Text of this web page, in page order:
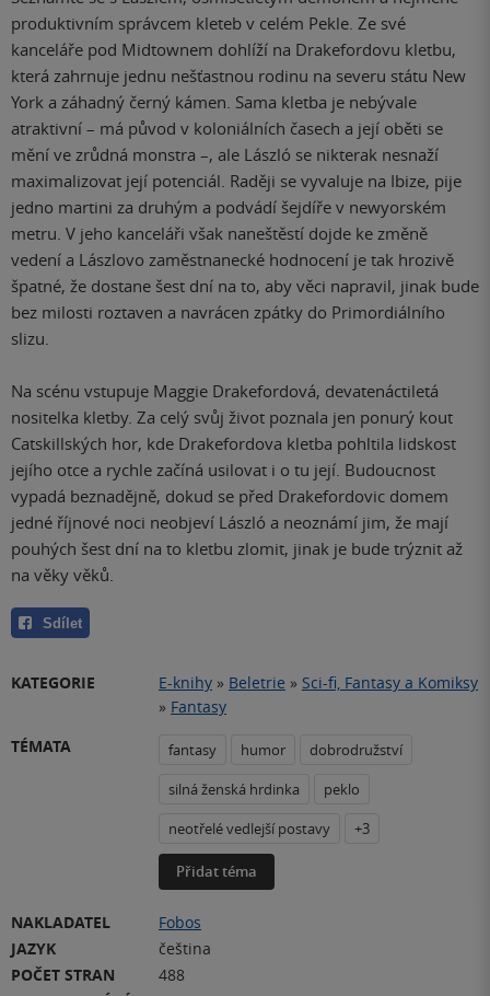
produktivním správcem kleteb v celém Pekle. Ze své
kanceláře pod Midtownem dohlíží na Drakefordovu kletbu,
která zahrnuje jednu nešťastnou rodinu na severu státu New
York a záhadný černý kámen. Sama kletba je nebývale
atraktivní – má původ v koloniálních časech a její oběti se
mění ve zrůdná monstra –, ale László se nikterak nesnaží
maximalizovat její potenciál. Raději se vyvaluje na Ibize, pije
jedno martini za druhým a podvádí šejdíře v newyorském
metru. V jeho kanceláři však naneštěstí dojde ke změně
vedení a Lászlovo zaměstnanecké hodnocení je tak hrozivě
špatné, že dostane šest dní na to, aby věci napravil, jinak bude
bez milosti roztaven a navrácen zpátky do Primordiálního
slizu.
Na scénu vstupuje Maggie Drakefordová, devatenáctiletá
nositelka kletby. Za celý svůj život poznala jen ponurý kout
Catskillských hor, kde Drakefordova kletba pohltila lidskost
jejího otce a rychle začíná usilovat i o tu její. Budoucnost
vypadá beznadějně, dokud se před Drakefordovic domem
jedné říjnové noci neobjeví László a neoznámí jim, že mají
pouhých šest dní na to kletbu zlomit, jinak je bude trýznit až
na věky věků.
Sdílet
KATEGORIE E-knihy » Beletrie » Sci-fi, Fantasy a Komiksy
» Fantasy
TÉMATA
fantasy humor
dobrodružství
silná ženská hrdinka
peklo
neotřelé vedlejší postavy
+3
Přidat téma
NAKLADATEL
Fobos
JAZYK
čeština
POČET STRAN
488